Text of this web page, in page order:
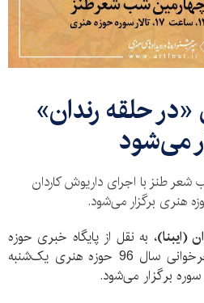
حلقه رندان»
می‌شود
طنز با اجرای داریوش کاردان
هنری برگزار می‌شود.
(ایبنا)، به نقل از پایگاه خبری حوزه
هنری، آخرین محفل طنز شعرخوانی سال 96 حوزه هنری یک‌شنبه